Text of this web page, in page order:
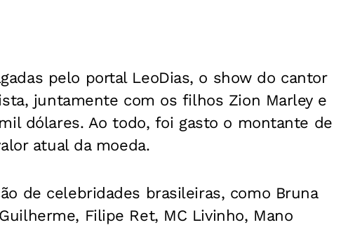
pelo portal LeoDias, o show do cantor
juntamente com os filhos Zion Marley e
dólares. Ao todo, foi gasto o montante de
atual da moeda.
de celebridades brasileiras, como Bruna
Filipe Ret, MC Livinho, Mano